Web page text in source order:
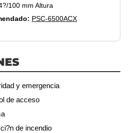
100 mm Altura
PSC-6500ACX
y emergencia
de acceso
de incendio